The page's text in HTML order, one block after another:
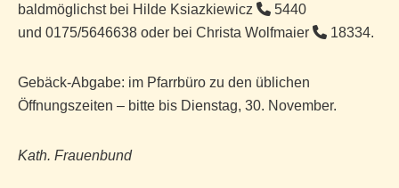
baldmöglichst bei Hilde Ksiazkiewicz
5440
und 0175/5646638 oder bei Christa Wolfmaier
18334.
Gebäck-Abgabe: im Pfarrbüro zu den üblichen
Öffnungszeiten – bitte bis Dienstag, 30. November.
Kath. Frauenbund